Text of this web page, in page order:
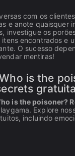
com os
e anote quaisquer
investigue os
itens encontrados e
O sucesso
mentiras!
is the
is the poisoner?
Explore
incluindo